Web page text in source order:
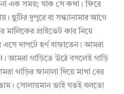
এক সময়; যাক সে কথা। ফিরে
ছুটির দুপুরে বা সন্ধ্যানামার আগে
মালিকের প্রাইভেট কার নিয়ে
দাপটে হর্ণ বাজাতেন। আমরা
আমরা গাড়িতে উঠে বসলেই গাড়ি
গাড়ির জানালা দিয়ে মাথা বের
সোলায়মান ভাই যতই বলতো